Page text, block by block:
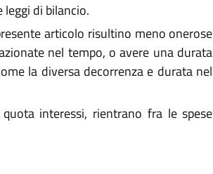
di bilancio.
articolo risultino meno onerose
nel tempo, o avere una durata
la diversa decorrenza e durata nel
interessi, rien­trano fra le spese